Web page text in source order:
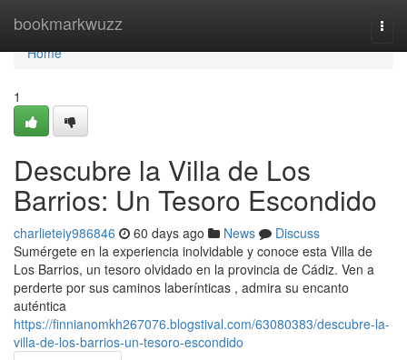
bookmarkwuzz
Home
Home
1
Descubre la Villa de Los
Barrios: Un Tesoro Escondido
charlieteiy986846 60 days ago News
Discuss
Sumérgete en la experiencia inolvidable y conoce esta Villa de
Los Barrios, un tesoro olvidado en la provincia de Cádiz. Ven a
perderte por sus caminos laberínticas , admira su encanto
auténtica
https://finnianomkh267076.blogstival.com/63080383/descubre-la-
villa-de-los-barrios-un-tesoro-escondido